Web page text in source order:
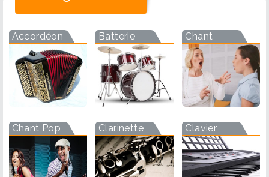
Accordéon Batterie Chant
Chant Pop Clarinette Clavier